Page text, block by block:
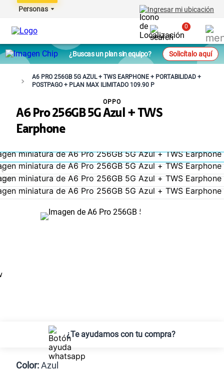
Personas Ingresar mi ubicación
0
¿Buscas un plan sin equipo? Solicítalo aquí
A6 PRO 256GB 5G AZUL + TWS EARPHONE + PORTABILIDAD +
POSTPAGO + PLAN MAX ILIMITADO 109.90 P
A6 Pro 256GB 5G Azul + TWS
Earphone
OPPO
¿Te ayudamos con tu compra?
Color:Azul